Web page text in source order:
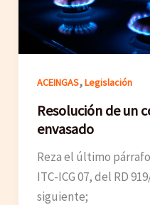
ACEINGAS,Legislación
Resolución de un
envasado
Reza el último
ITC-ICG 07, del RD
siguiente;